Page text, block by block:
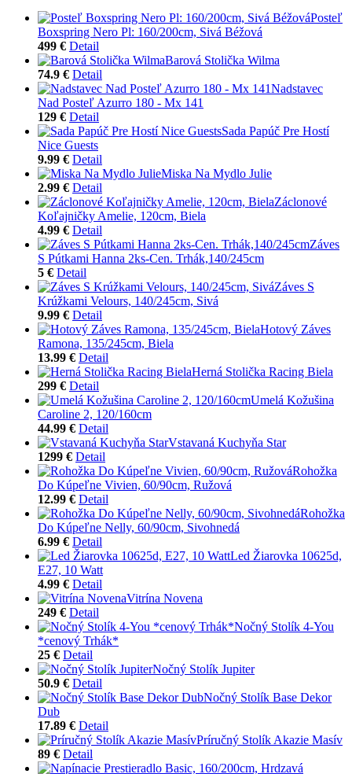
Posteľ
Boxspring Nero Pl: 160/200cm, Sivá Béžová
499 € Detail
Barová Stolička Wilma
74.9 € Detail
Nadstavec
Nad Posteľ Azurro 180 - Mx 141
129 € Detail
Sada Papúč Pre Hostí
Nice Guests
9.99 € Detail
Miska Na Mydlo Julie
2.99 € Detail
Záclonové
Koľajničky Amelie, 120cm, Biela
4.99 € Detail
Záves
S Pútkami Hanna 2ks-Cen. Trhák,140/245cm
5 € Detail
Záves S
Krúžkami Velours, 140/245cm, Sivá
9.99 € Detail
Hotový Záves
Ramona, 135/245cm, Biela
13.99 € Detail
Herná Stolička Racing Biela
299 € Detail
Umelá Kožušina
Caroline 2, 120/160cm
44.99 € Detail
Vstavaná Kuchyňa Star
1299 € Detail
Rohožka
Do Kúpeľne Vivien, 60/90cm, Ružová
12.99 € Detail
Rohožka
Do Kúpeľne Nelly, 60/90cm, Sivohnedá
6.99 € Detail
Led Žiarovka 10625d,
E27, 10 Watt
4.99 € Detail
Vitrína Novena
249 € Detail
Nočný Stolík 4-You
*cenový Trhák*
25 € Detail
Nočný Stolík Jupiter
50.9 € Detail
Nočný Stolík Base Dekor
Dub
17.89 € Detail
Príručný Stolík Akazie Masív
89 € Detail